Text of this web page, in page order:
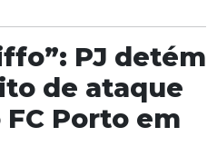
PJ detém
de ataque
Porto em